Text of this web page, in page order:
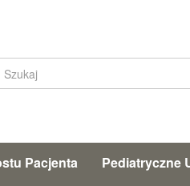
Pacjenta Pediatryczne